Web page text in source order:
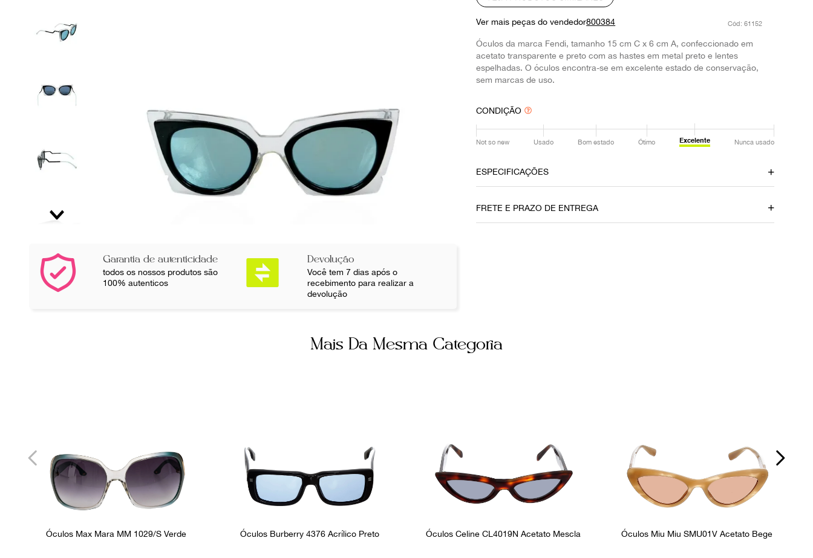
Garantia de autenticidade
todos os nossos produtos são
100% autenticos
Devolução
Você tem 7 dias após o
recebimento para realizar a
devolução
Ver mais peças do vendedor800384 : 61152
Óculos da marca Fendi, tamanho 15 cm C x 6 cm A, confeccionado em
acetato transparente e preto com as hastes em metal preto e lentes
espelhadas. O óculos encontra-se em excelente estado de conservação,
sem marcas de uso.
CONDIÇÃO
Not so new Usado Bom estado Ótimo Excelente Nunca usado
ESPECIFICAÇÕES
30062020
FRETE E PRAZO DE ENTREGA
Mais Da Mesma Categoria
Óculos Max Mara MM 1029/S Verde Óculos Burberry 4376 Acrílico Preto Óculos Celine CL4019N Acetato Mescla Óculos Miu Miu SMU01V Acetato Bege